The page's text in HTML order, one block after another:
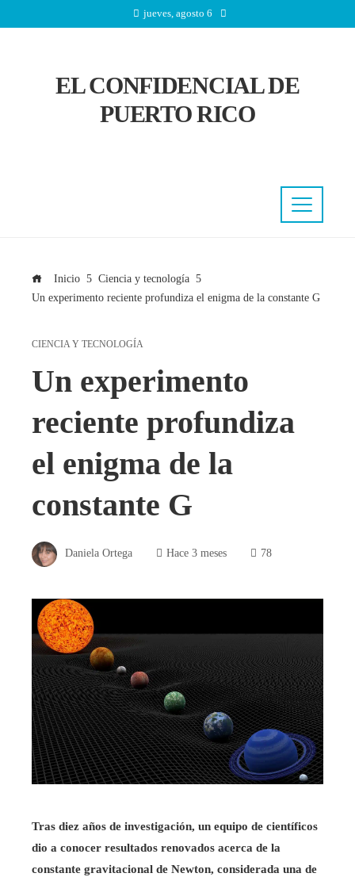
jueves, agosto 6
EL CONFIDENCIAL DE
PUERTO RICO
Inicio
Ciencia y tecnología
Un experimento reciente profundiza el enigma de la constante G
CIENCIA Y TECNOLOGÍA
Un experimento
reciente profundiza
el enigma de la
constante G
Daniela Ortega Hace 3 meses 78
Tras diez años de investigación, un equipo de científicos
dio a conocer resultados renovados acerca de la
constante gravitacional de Newton, considerada una de